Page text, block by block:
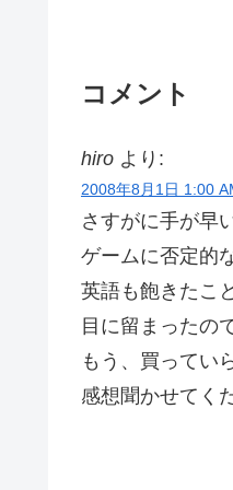
コメント
hiro より:
2008年8月1日 1:00
さすがに手が早
ゲームに否定的な
英語も飽きたこ
目に留まったの
もう、買ってい
感想聞かせてく